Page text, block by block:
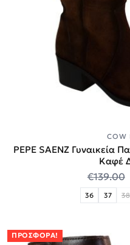
COW
PEPE SAENZ Γυναικεία
Καφέ
€139.00
36 37 38
ΠΡΟΣΦΟΡΆ!